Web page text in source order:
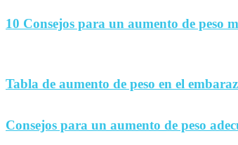
10 Consejos para un aumento de peso
Tabla de aumento de peso en el
Consejos para un aumento de peso